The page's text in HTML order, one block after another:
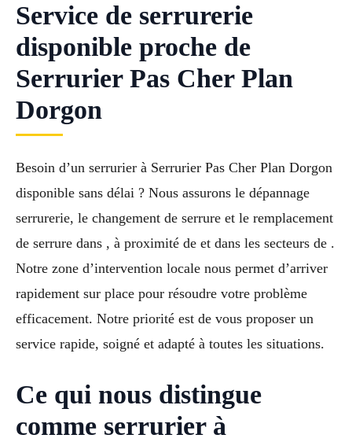
Service de serrurerie
disponible proche de
Serrurier Pas Cher Plan
Dorgon
Besoin d’un serrurier à Serrurier Pas Cher Plan Dorgon
disponible sans délai ? Nous assurons le dépannage
serrurerie, le changement de serrure et le remplacement
de serrure dans , à proximité de et dans les secteurs de .
Notre zone d’intervention locale nous permet d’arriver
rapidement sur place pour résoudre votre problème
efficacement. Notre priorité est de vous proposer un
service rapide, soigné et adapté à toutes les situations.
Ce qui nous distingue
comme serrurier à